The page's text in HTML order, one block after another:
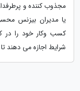
مجذوب کننده و
یا مدیران بیزنس
کسب وکار خود را در
شرایط اجازه می دهند تا